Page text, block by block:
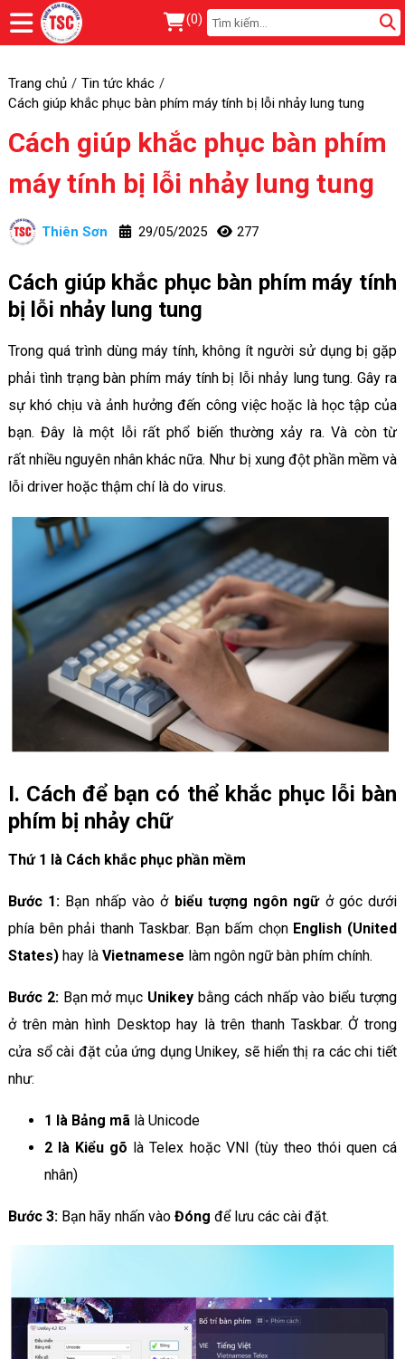
(0)
Trang chủ
Tin tức khác
Cách giúp khắc phục bàn phím máy tính bị lỗi nhảy lung tung
Cách giúp khắc phục bàn phím
máy tính bị lỗi nhảy lung tung
Thiên Sơn 29/05/2025 277
Cách giúp khắc phục bàn phím máy tính
bị lỗi nhảy lung tung
Trong quá trình dùng máy tính, không ít người sử dụng bị gặp
phải tình trạng bàn phím máy tính bị lỗi nhảy lung tung. Gây ra
sự khó chịu và ảnh hưởng đến công việc hoặc là học tập của
bạn. Đây là một lỗi rất phổ biến thường xảy ra. Và còn từ
rất nhiều nguyên nhân khác nữa. Như bị xung đột phần mềm và
lỗi driver hoặc thậm chí là do virus.
I. Cách để bạn có thể khắc phục lỗi bàn
phím bị nhảy chữ
Thứ 1 là Cách khắc phục phần mềm
Bước 1: Bạn nhấp vào ở biểu tượng ngôn ngữở góc dưới
phía bên phải thanh Taskbar. Bạn bấm chọn English (United
States)hay là Vietnamese làm ngôn ngữ bàn phím chính.
Bước 2: Bạn mở mục Unikey bằng cách nhấp vào biểu tượng
ở trên màn hình Desktop hay là trên thanh Taskbar. Ở trong
cửa sổ cài đặt của ứng dụng Unikey, sẽ hiển thị ra các chi tiết
như:
1 là Bảng mãlà Unicode
2 là Kiểu gõ là Telex hoặc VNI (tùy theo thói quen cá
nhân)
Bước 3: Bạn hãy nhấn vào Đóng để lưu các cài đặt.